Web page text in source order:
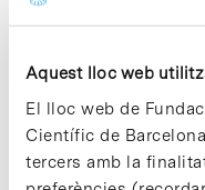
Aquest lloc web
El lloc web de
Científic de
tercers amb la